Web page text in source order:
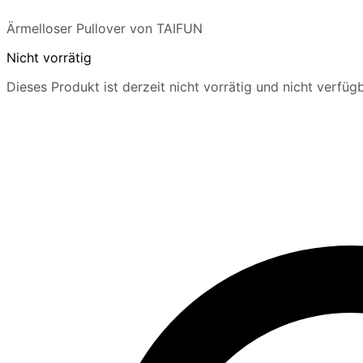
Ärmelloser Pullover von TAIFUN
Nicht vorrätig
Dieses Produkt ist derzeit nicht vorrätig und nicht